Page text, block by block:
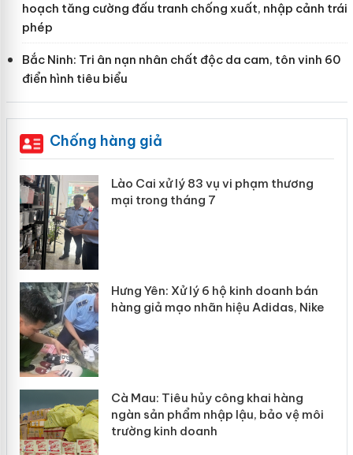
hoạch tăng cường đấu tranh chống xuất, nhập cảnh trái
phép
Bắc Ninh: Tri ân nạn nhân chất độc da cam, tôn vinh 60
điển hình tiêu biểu
Chống hàng giả
Lào Cai xử lý 83 vụ vi phạm thương
mại trong tháng 7
Hưng Yên: Xử lý 6 hộ kinh doanh bán
hàng giả mạo nhãn hiệu Adidas, Nike
Cà Mau: Tiêu hủy công khai hàng
ngàn sản phẩm nhập lậu, bảo vệ môi
trường kinh doanh